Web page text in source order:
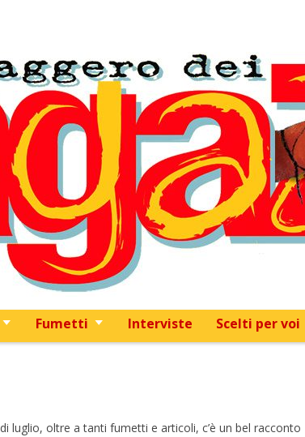
Skip to content
Fumetti Interviste Scelti per voi
di luglio, oltre a tanti fumetti e articoli, c’è un bel racconto